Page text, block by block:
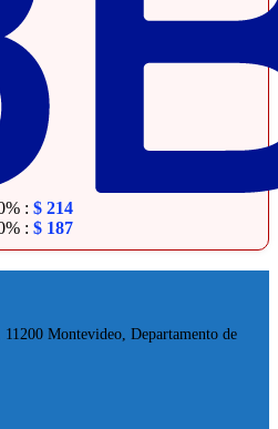
: $214
: $187
Montevideo, Departamento de